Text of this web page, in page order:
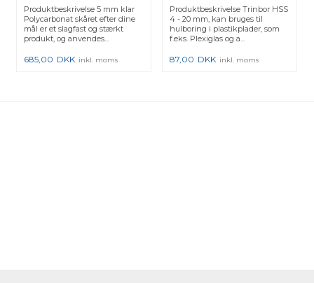
Produktbeskrivelse 5 mm klar
Polycarbonat skåret efter dine
mål er et slagfast og stærkt
produkt, og anvendes...
685,00 DKK inkl. moms
Produktbeskrivelse Trinbor HSS
4 - 20 mm, kan bruges til
hulboring i plastikplader, som
f.eks. Plexiglas og a...
87,00 DKK inkl. moms